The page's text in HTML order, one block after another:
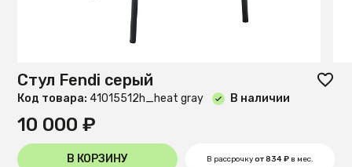
Стул Fendi серый
Код товара: 41015512h_heat gray В наличии
10 000 ₽
В КОРЗИНУ В рассрочкуот 834 ₽в мес.